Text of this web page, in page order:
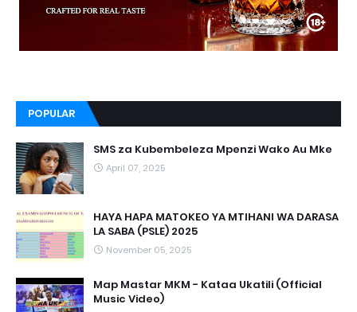
POPULAR
SMS za Kubembeleza Mpenzi Wako Au Mke
April 07, 2025
HAYA HAPA MATOKEO YA MTIHANI WA DARASA
LA SABA (PSLE) 2025
November 05, 2025
Map Mastar MKM - Kataa Ukatili (Official
Music Video)